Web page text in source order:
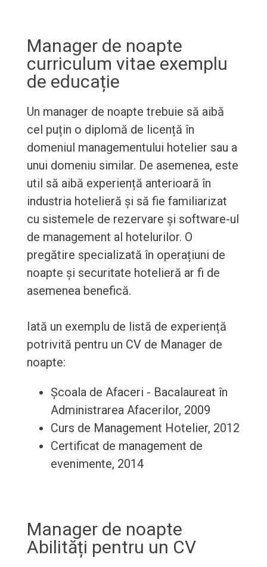
Manager de noapte
curriculum vitae exemplu
de educație
Un manager de noapte trebuie să aibă
cel puțin o diplomă de licență în
domeniul managementului hotelier sau a
unui domeniu similar. De asemenea, este
util să aibă experiență anterioară în
industria hotelieră și să fie familiarizat
cu sistemele de rezervare și software-ul
de management al hotelurilor. O
pregătire specializată în operațiuni de
noapte și securitate hotelieră ar fi de
asemenea benefică.
Iată un exemplu de listă de experiență
potrivită pentru un CV de Manager de
noapte:
Școala de Afaceri - Bacalaureat în
Administrarea Afacerilor, 2009
Curs de Management Hotelier, 2012
Certificat de management de
evenimente, 2014
Manager de noapte
Abilități pentru un CV